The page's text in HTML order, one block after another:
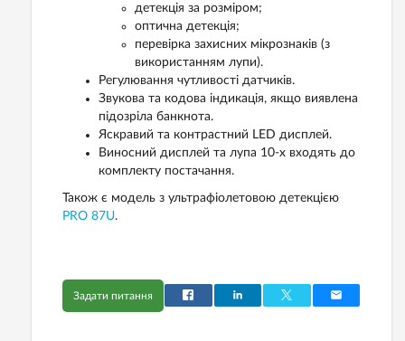
детекція за розміром;
оптична детекція;
перевірка захисних мікрознаків (з
використанням лупи).
Регулювання чутливості датчиків.
Звукова та кодова індикація, якщо виявлена
підозріла банкнота.
Яскравий та контрастний LED дисплей.
Виносний дисплей та лупа 10-х входять до
комплекту постачання.
Також є модель з ультрафіолетовою детекцією
PRO 87U.
Задати питання